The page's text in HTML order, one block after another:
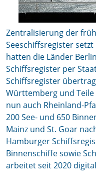
Zentralisierung der
Seeschiffsregister
hatten die Länder
Schiffsregister per
Schiffsregister
Württemberg und Teile
nun auch Rheinland-
200 See- und 650
Mainz und St. Goar
Hamburger
Binnenschiffe sowie
arbeitet seit 2020